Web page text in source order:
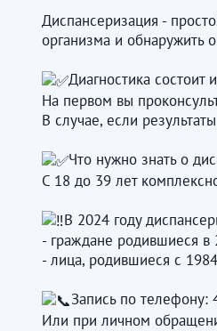
Диспансеризация -
организма и обнаружить
Диагностика состоит
На первом вы
В случае, если
Что нужно знать о
С 18 до 39 лет
В 2024 году
- граждане родившиеся в
- лица, родившиеся с
Запись по телефону:
Или при личном